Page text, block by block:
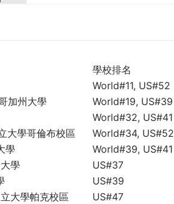
學校排名
World#11, US#52
加州大學
World#19, US#39
World#32, US#41
大學哥倫布校區
World#34, US#52
學
World#39, US#41
學
US#37
US#39
大學帕克校區
US#47